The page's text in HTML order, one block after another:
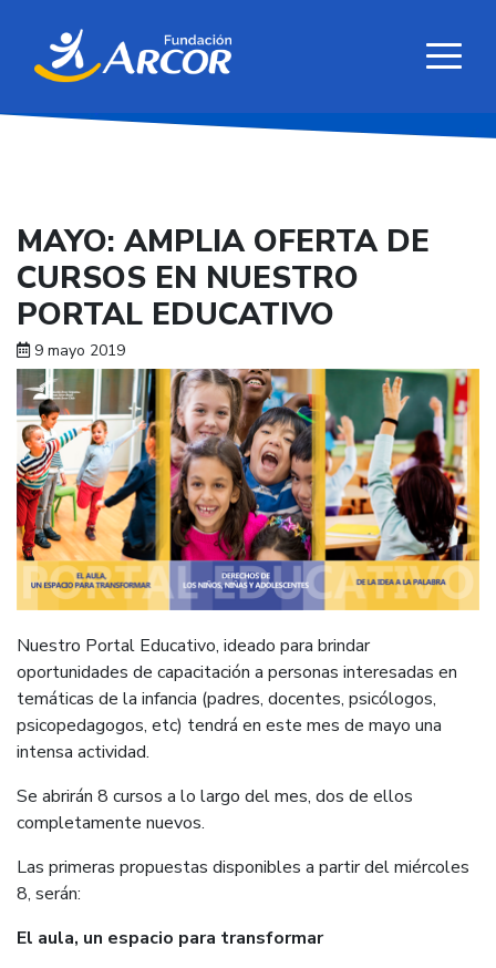
MAYO: AMPLIA OFERTA DE
CURSOS EN NUESTRO
PORTAL EDUCATIVO
9 mayo 2019
Nuestro Portal Educativo, ideado para brindar
oportunidades de capacitación a personas interesadas en
temáticas de la infancia (padres, docentes, psicólogos,
psicopedagogos, etc) tendrá en este mes de mayo una
intensa actividad.
Se abrirán 8 cursos a lo largo del mes, dos de ellos
completamente nuevos.
Las primeras propuestas disponibles a partir del miércoles
8, serán:
El aula, un espacio para transformar